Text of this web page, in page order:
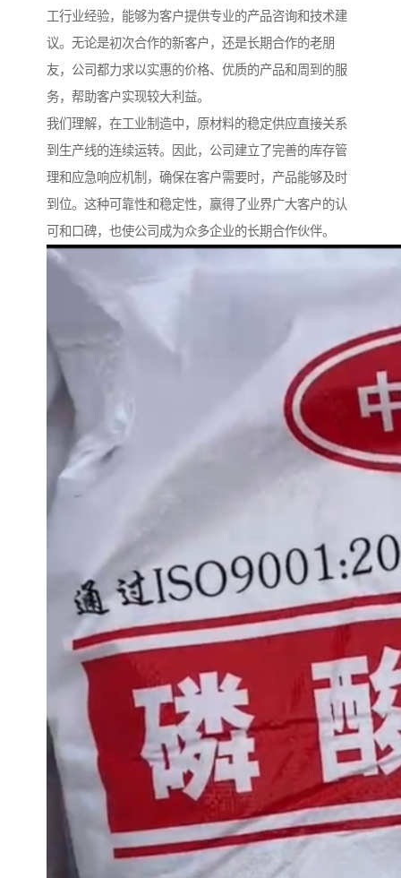
工行业经验，能够为客户提供专业的产品咨询和技术建
议。无论是初次合作的新客户，还是长期合作的老朋
友，公司都力求以实惠的价格、优质的产品和周到的服
务，帮助客户实现较大利益。
我们理解，在工业制造中，原材料的稳定供应直接关系
到生产线的连续运转。因此，公司建立了完善的库存管
理和应急响应机制，确保在客户需要时，产品能够及时
到位。这种可靠性和稳定性，赢得了业界广大客户的认
可和口碑，也使公司成为众多企业的长期合作伙伴。